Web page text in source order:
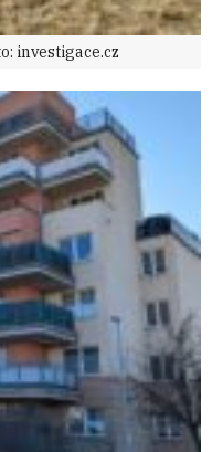
investigace.cz